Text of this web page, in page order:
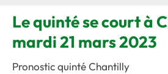
Le quinté se court à
mardi 21 mars 2023
Pronostic quinté Chantilly